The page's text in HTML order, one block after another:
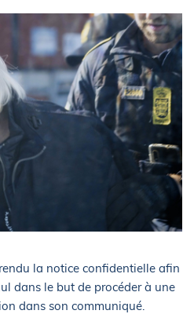
la notice confidentielle afin
dans le but de procéder à une
dans son communiqué.